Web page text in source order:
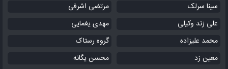
سینا سرلک
مرتضی اشرفی
علی زند وکیلی
مهدی یغمایی
محمد علیزاده
گروه رستاک
معین زد
محسن یگانه